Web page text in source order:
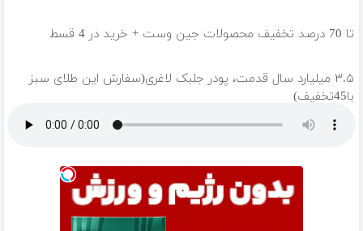
تا 70 درصد تخفیف محصولات جین وست + خرید در 4 قسط
۳.۵ میلیارد سال قدمت، پودر جلبک لاغری(سفارش این طلای سبز
با45تخفیف)